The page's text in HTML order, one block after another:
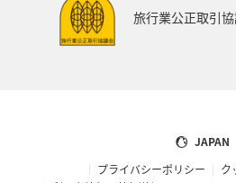
旅行業公正取引
JAPAN
プライバシーポリシー
ク